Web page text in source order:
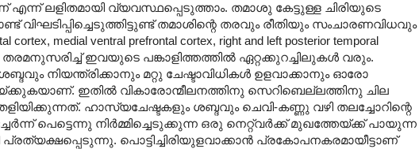
എന്ന് ലളിതമായി വ്യവസ്ഥപ്പെടുത്താം. തമാശു കേട്ടുള്ള ചിരിയുടെ
തമാശിന്റെ തരവും രീതിയും സംചാരണവിധവും
medial ventral prefrontal cortex, right and left posterior temporal
ഇവയുടെ പങ്കാളിത്തത്തിൽ ഏറ്റക്കുറച്ചിലുകൾ വരും.
നിയന്ത്രിക്കാനും മറ്റു ചേഷ്ടാവിധികൾ ഉളവാക്കാനും ഓരോ
ഇതിൽ വികാരോന്മീലനത്തിനു സെറിബെല്ലത്തിനു ചില
ഹാസ്യചേഷ്ടകളും ശബ്ദവും ചെവി-കണ്ണു വഴി തലച്ചോറിന്റെ
പെട്ടെന്നു നിർമ്മിച്ചെടുക്കുന്ന ഒരു നെറ്റ്വർക്ക് മുഖത്തേയ്ക്ക് പായുന്ന
പൊട്ടിച്ചിരിയുളവാക്കാൻ പ്രകോപനകരമായീട്ടാണ്